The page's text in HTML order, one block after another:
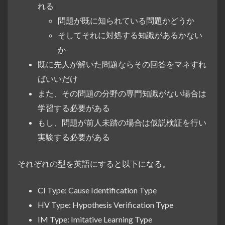
れる
問題が既に知られている問題かどうか
そしてそれに対処する知識があるかない
か
既に先人が解いた問題ならその回答をマネすれ
ばいいだけ
また、その問題の分野の専門知識がない場合は
学習する必要がある
もし、問題が前人未踏の場合は仮説検証を行い
実験する必要がある
それぞれの型を英語にすると以下になる。
CI Type: Cause Identification Type
HV Type: Hypothesis Verification Type
IM Type: Imitative Learning Type